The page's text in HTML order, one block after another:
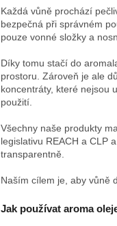
Každá vůně prochází
bezpečná při správném
pouze vonné složky a
Díky tomu stačí do
prostoru. Zároveň je ale
koncentráty, které nejsou
použití.
Všechny naše produkty
legislativu REACH a CLP
transparentně.
Naším cílem je, aby vůně
Jak používat aroma